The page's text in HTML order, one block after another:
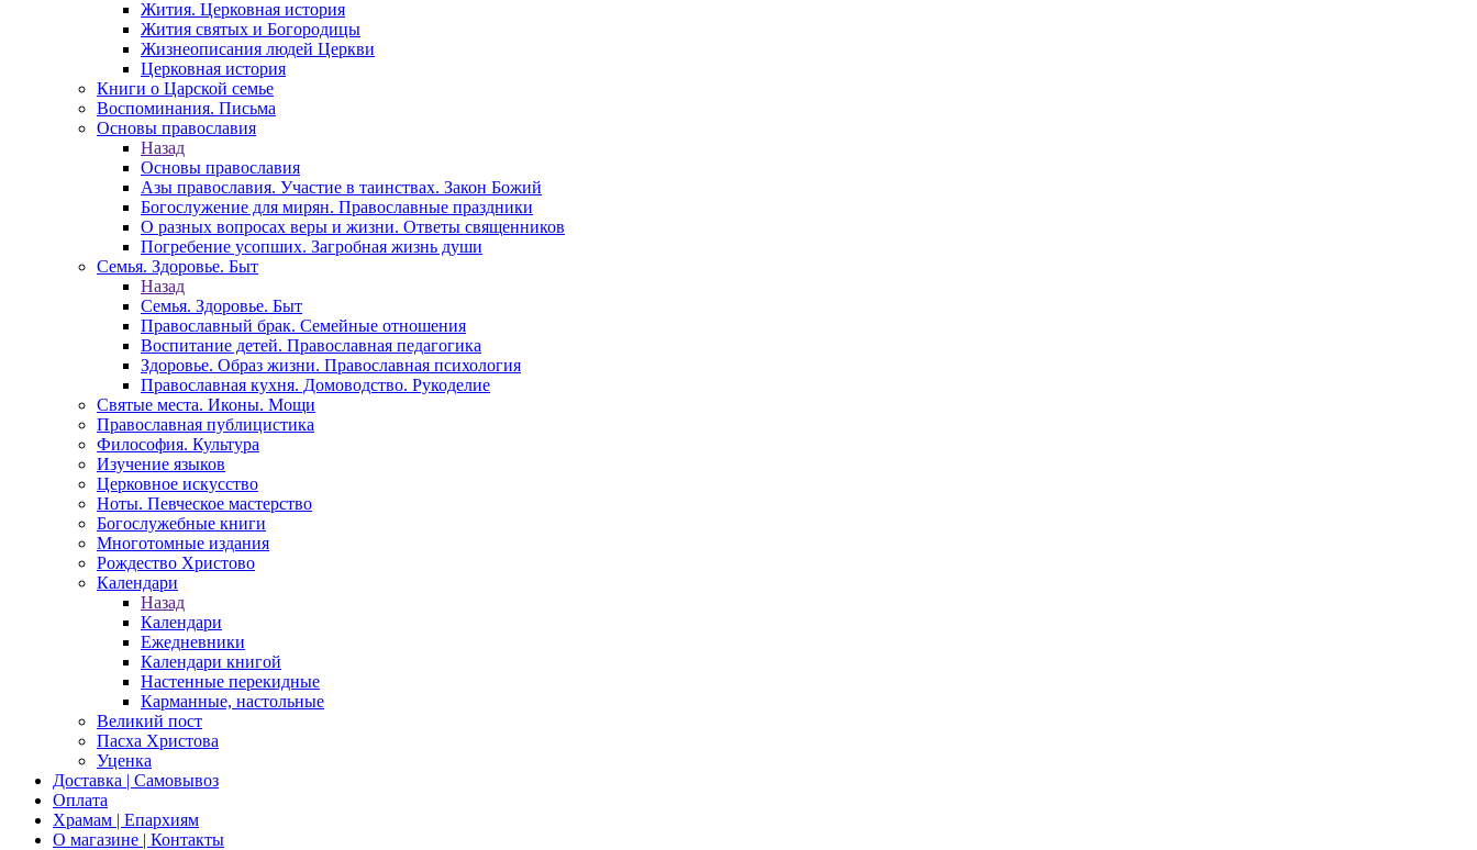
Жития. Церковная история
Жития святых и Богородицы
Жизнеописания людей Церкви
Церковная история
Книги о Царской семье
Воспоминания. Письма
Основы православия
Назад
Основы православия
Азы православия. Участие в таинствах. Закон Божий
Богослужение для мирян. Православные праздники
О разных вопросах веры и жизни. Ответы священников
Погребение усопших. Загробная жизнь души
Семья. Здоровье. Быт
Назад
Семья. Здоровье. Быт
Православный брак. Семейные отношения
Воспитание детей. Православная педагогика
Здоровье. Образ жизни. Православная психология
Православная кухня. Домоводство. Рукоделие
Святые места. Иконы. Мощи
Православная публицистика
Философия. Культура
Изучение языков
Церковное искусство
Ноты. Певческое мастерство
Богослужебные книги
Многотомные издания
Рождество Христово
Календари
Назад
Календари
Ежедневники
Календари книгой
Настенные перекидные
Карманные, настольные
Великий пост
Пасха Христова
Уценка
Доставка | Самовывоз
Оплата
Храмам | Епархиям
О магазине | Контакты